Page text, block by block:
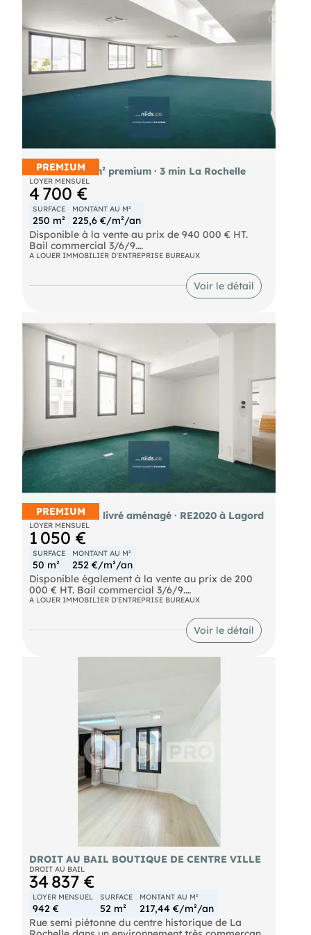
indépendant (RDC, R+1, local annexe).
PREMIUM
Bureaux 250 m² premium · 3 min La Rochelle
LOYER MENSUEL
4 700 €
SURFACE
250 m²
MONTANT AU M²
225,6 €/m²/an
Disponible à la vente au prix de 940 000 € HT.
Bail commercial 3/6/9.
des Greffières à Lagord. Configuration flexible :
RDC HSP jusqu'à 4 m avec salle de réunion
modulable, ou plateau R+1 ouvert. RE2020,
extensible.
A LOUER IMMOBILIER D'ENTREPRISE BUREAUX
Voir le détail
PREMIUM
Bureau 50 m² · livré aménagé · RE2020 à Lagord
LOYER MENSUEL
1 050 €
SURFACE
50 m²
MONTANT AU M²
252 €/m²/an
Disponible également à la vente au prix de 200
000 € HT. Bail commercial 3/6/9.
aménagé clé en main au Parc des Greffières à
Lagord. RE2020, HSP 4 m, divisible en 3 espaces
de 50 m² avec entrées extérieures. 3 min La
Rochelle. À louer 2 930 €/mois HT.
A LOUER IMMOBILIER D'ENTREPRISE BUREAUX
Voir le détail
DROIT AU BAIL BOUTIQUE DE CENTRE VILLE
DROIT AU BAIL
34 837 €
LOYER MENSUEL
942 €
SURFACE
52 m²
MONTANT AU M²
217,44 €/m²/an
Rue semi piétonne du centre historique de La